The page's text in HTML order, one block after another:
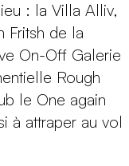
: la Villa Alliv,
Fritsh de la
On-Off Galerie
Rough
le One again
à attraper au vol